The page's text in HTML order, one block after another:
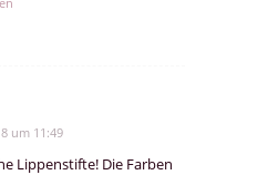
um 11:49
Lippenstifte! Die Farben